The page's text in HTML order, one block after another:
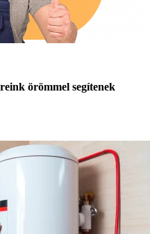
örömmel segítenek